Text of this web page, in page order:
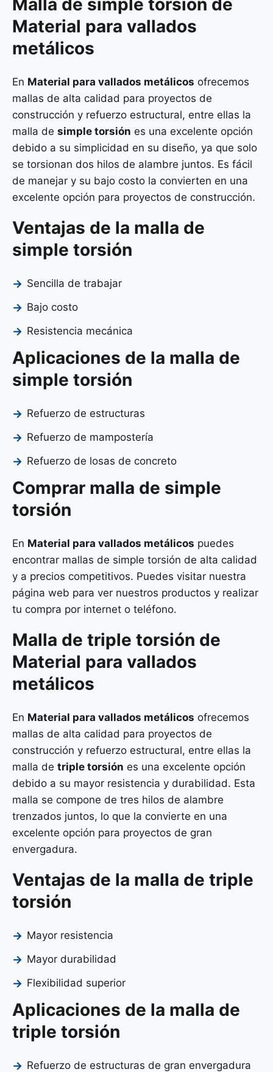
Material para vallados
metálicos
En Material para vallados metálicos ofrecemos
mallas de alta calidad para proyectos de
construcción y refuerzo estructural, entre ellas la
malla de simple torsión es una excelente opción
debido a su simplicidad en su diseño, ya que solo
se torsionan dos hilos de alambre juntos. Es fácil
de manejar y su bajo costo la convierten en una
excelente opción para proyectos de construcción.
Ventajas de la malla de
simple torsión
Sencilla de trabajar
Bajo costo
Resistencia mecánica
Aplicaciones de la malla de
simple torsión
Refuerzo de estructuras
Refuerzo de mampostería
Refuerzo de losas de concreto
Comprar malla de simple
torsión
En Material para vallados metálicos puedes
encontrar mallas de simple torsión de alta calidad
y a precios competitivos. Puedes visitar nuestra
página web para ver nuestros productos y realizar
tu compra por internet o teléfono.
Malla de triple torsión de
Material para vallados
metálicos
En Material para vallados metálicos ofrecemos
mallas de alta calidad para proyectos de
construcción y refuerzo estructural, entre ellas la
malla de triple torsión es una excelente opción
debido a su mayor resistencia y durabilidad. Esta
malla se compone de tres hilos de alambre
trenzados juntos, lo que la convierte en una
excelente opción para proyectos de gran
envergadura.
Ventajas de la malla de triple
torsión
Mayor resistencia
Mayor durabilidad
Flexibilidad superior
Aplicaciones de la malla de
triple torsión
Refuerzo de estructuras de gran envergadura